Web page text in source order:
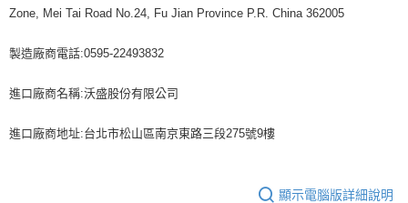
Zone, Mei Tai Road No.24, Fu Jian Province P.R. China 362005
製造廠商電話:0595-22493832
進口廠商名稱:沃盛股份有限公司
進口廠商地址:台北市松山區南京東路三段275號9樓
顯示電腦版詳細說明